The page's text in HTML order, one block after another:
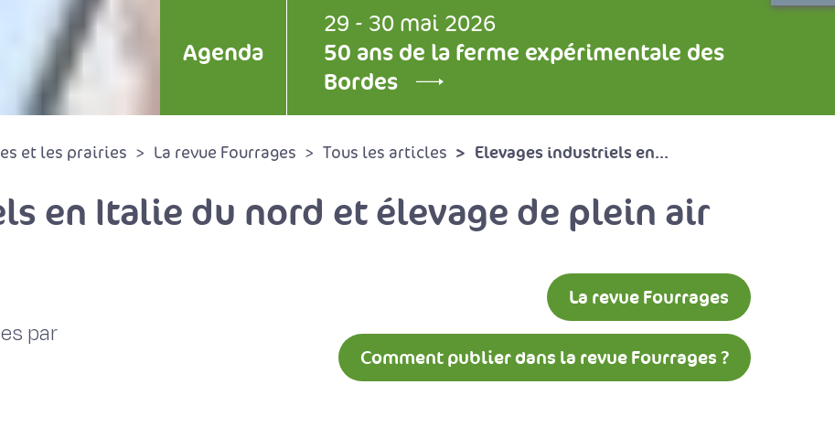
Agenda
29 - 30 mai 2026
50 ans de la ferme expérimentale des
Bordes
et les prairies La revue Fourrages Tous les articles Elevages industriels en...
en Italie du nord et élevage de plein air
par
La revue Fourrages
Comment publier dans la revue Fourrages ?